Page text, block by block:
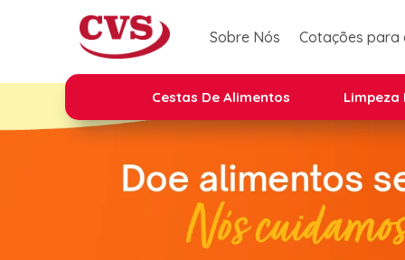
Sobre Nós Cotações para
Cestas De Alimentos Limpeza